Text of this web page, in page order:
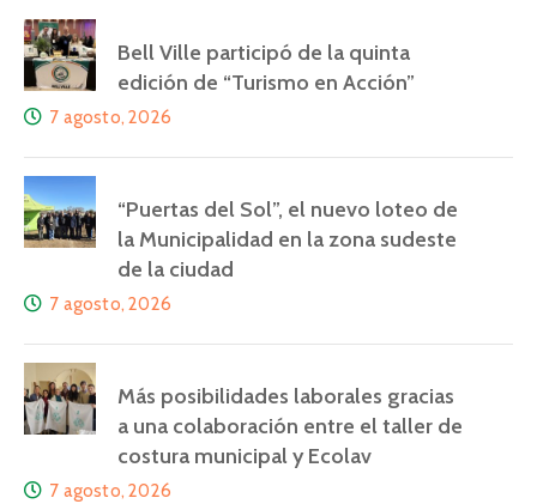
Bell Ville participó de la quinta
edición de “Turismo en Acción”
7 agosto, 2026
“Puertas del Sol”, el nuevo loteo de
la Municipalidad en la zona sudeste
de la ciudad
7 agosto, 2026
Más posibilidades laborales gracias
a una colaboración entre el taller de
costura municipal y Ecolav
7 agosto, 2026